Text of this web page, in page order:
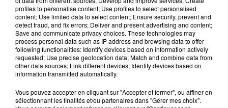
5 août 2026
Canicule : les Ehpad en première ligne
pour protéger leurs résidents
profiles to personalise content; Use profiles to select personalised
content; Use limited data to select content; Ensure security, prevent and
detect fraud, and fix errors; Deliver and present advertising and content;
Save and communicate privacy choices. These technologies may
process personal data such as IP address and browsing data to offer
following functionalities: Identify devices based on information actively
requested; Use precise geolocation data; Match and combine data from
other data sources; Link different devices; Identify devices based on
information transmitted automatically.
Vous pouvez accepter en cliquant sur "Accepter et fermer", ou affiner en
sélectionnant les finalités et/ou partenaires dans "Gérer mes choix".